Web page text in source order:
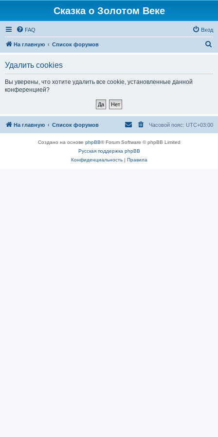
Сказка о Золотом Веке
FAQ Вход
На главную Список форумов
Удалить cookies
Вы уверены, что хотите удалить все cookie, установленные данной
конференцией?
На главную Список форумов Часовой пояс: UTC+03:00
Создано на основе phpBB® Forum Software © phpBB Limited
Русская поддержка phpBB
Конфиденциальность| Правила